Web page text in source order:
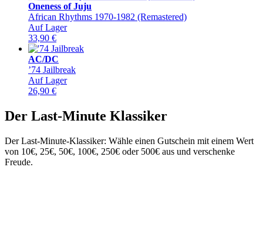
Oneness of Juju
African Rhythms 1970-1982 (Remastered)
Auf Lager
33,90 €
AC/DC
’74 Jailbreak
Auf Lager
26,90 €
Der Last-Minute Klassiker
Der Last-Minute-Klassiker: Wähle einen Gutschein mit einem Wert
von 10€, 25€, 50€, 100€, 250€ oder 500€ aus und verschenke
Freude.